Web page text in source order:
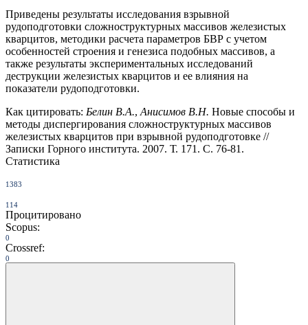
Приведены результаты исследования взрывной
рудоподготовки сложноструктурных массивов железистых
кварцитов, методики расчета параметров БВР с учетом
особенностей строения и генезиса подобных массивов, а
также результаты экспериментальных исследований
деструкции железистых кварцитов и ее влияния на
показатели рудоподготовки.
Как цитировать: Белин В.А.,Анисимов В.Н. Новые способы и
методы диспергирования сложноструктурных массивов
железистых кварцитов при взрывной рудоподготовке //
Записки Горного института. 2007. Т. 171. С. 76-81.
Статистика
1383
114
Процитировано
Scopus:
0
Crossref:
0